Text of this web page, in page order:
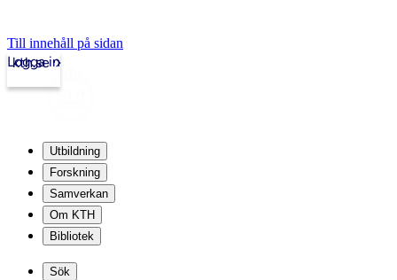
Till innehåll på sidan
kth.se
Logga in
Utbildning
Forskning
Samverkan
Om KTH
Bibliotek
Sök